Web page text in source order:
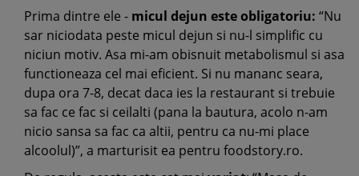
Prima dintre ele - micul dejun este obligatoriu: “Nu
sar niciodata peste micul dejun si nu-l simplific cu
niciun motiv. Asa mi-am obisnuit metabolismul si asa
functioneaza cel mai eficient. Si nu mananc seara,
dupa ora 7-8, decat daca ies la restaurant si trebuie
sa fac ce fac si ceilalti (pana la bautura, acolo n-am
nicio sansa sa fac ca altii, pentru ca nu-mi place
alcoolul)”, a marturisit ea pentru foodstory.ro.